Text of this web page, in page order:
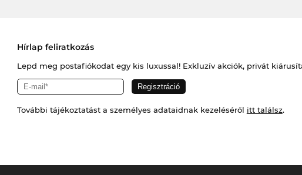
Hírlap feliratkozás
Lepd meg postafiókodat egy kis luxussal! Exkluzív akciók, privát
További tájékoztatást a személyes adataidnak kezeléséről itt találsz.